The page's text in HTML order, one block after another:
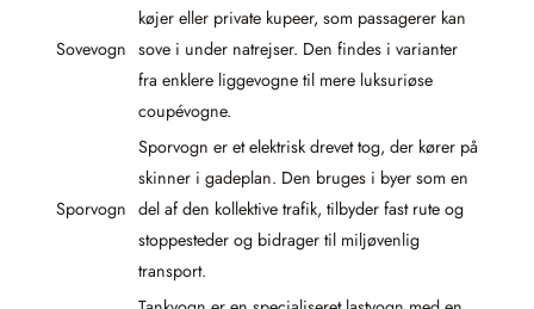
Sovevogn
køjer eller private kupeer, som passagerer kan
sove i under natrejser. Den findes i varianter
fra enklere liggevogne til mere luksuriøse
coupévogne.
Sporvogn
Sporvogn er et elektrisk drevet tog, der kører på
skinner i gadeplan. Den bruges i byer som en
del af den kollektive trafik, tilbyder fast rute og
stoppesteder og bidrager til miljøvenlig
transport.